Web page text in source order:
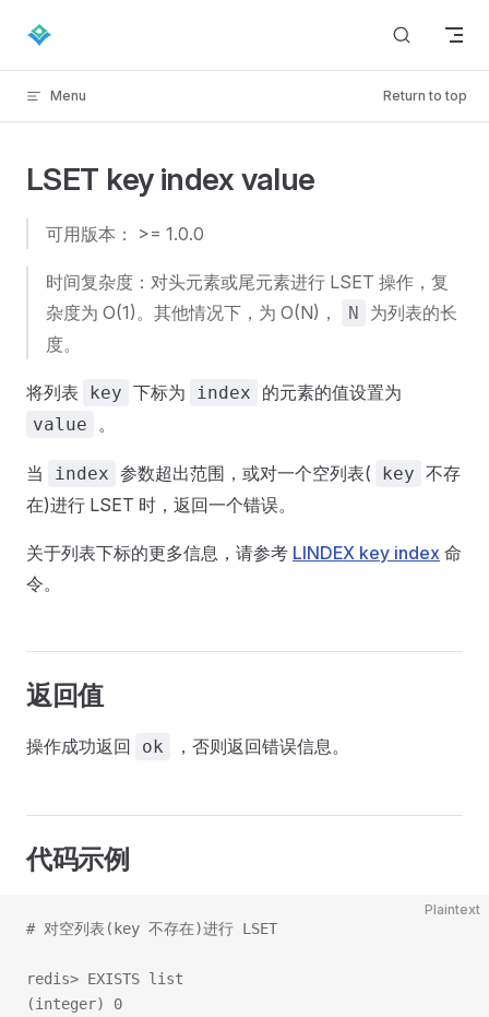
Skip to content
Menu Return to top
LSET key index value
可用版本： >= 1.0.0
时间复杂度：对头元素或尾元素进行 LSET 操作，复
杂度为 O(1)。其他情况下，为 O(N)，
N
为列表的长
度。
将列表 key 下标为 index 的元素的值设置为
value 。
当 index 参数超出范围，或对一个空列表( key 不存
在)进行 LSET 时，返回一个错误。
关于列表下标的更多信息，请参考 LINDEX key index 命
令。
返回值
操作成功返回 ok ，否则返回错误信息。
代码示例
Plaintext
# 对空列表(key 不存在)进行 LSET
redis> EXISTS list
(integer) 0